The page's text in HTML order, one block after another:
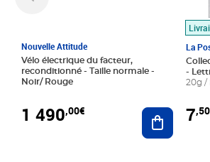
Nouvelle Attitude
Vélo électrique du facteur,
reconditionné - Taille normale -
Noir/ Rouge
1 490,00€ Ajouter
La
-
20g /
7